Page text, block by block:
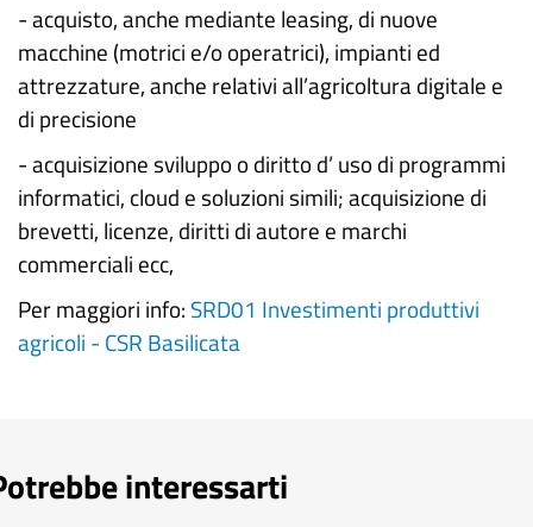
- acquisto, anche mediante leasing, di nuove
macchine (motrici e/o operatrici), impianti ed
attrezzature, anche relativi all’agricoltura digitale e
di precisione
- acquisizione sviluppo o diritto d’ uso di programmi
informatici, cloud e soluzioni simili; acquisizione di
brevetti, licenze, diritti di autore e marchi
commerciali ecc,
Per maggiori info: SRD01 Investimenti produttivi
agricoli - CSR Basilicata
interessarti